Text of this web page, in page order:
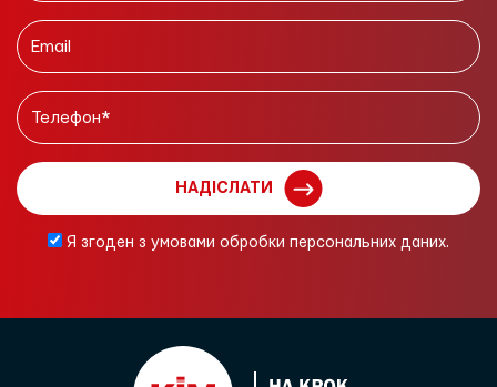
НАДІСЛАТИ
Я згоден з умовами обробки персональних даних.